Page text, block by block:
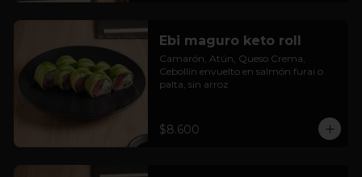
Ebi maguro keto roll
Camarón, Atún, Queso Crema,
Cebollín envuelto en salmón furai o
palta, sin arroz
$8.600